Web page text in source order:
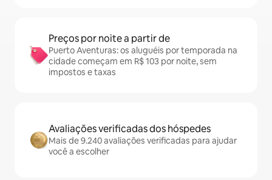
Preços por noite a partir de
Puerto Aventuras: os aluguéis por temporada na
cidade começam em R$ 103 por noite, sem
impostos e taxas
Avaliações verificadas dos hóspedes
Mais de 9.240 avaliações verificadas para ajudar
você a escolher